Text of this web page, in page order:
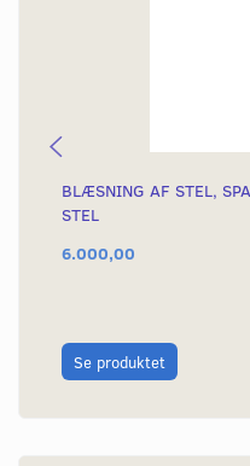
BLÆSNING AF STEL,
STEL
6.000,00
Se produktet